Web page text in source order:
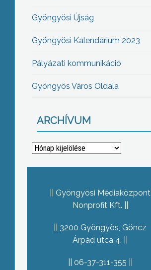
Gyöngyösi Újság
Gyöngyösi Kalendárium 2023
Pályázati kommunikáció
Gyöngyös Város Oldala
ARCHÍVUM
Archívum
Gyöngyösi Médiaközpont
Nonprofit Kft.
3200 Gyöngyös, Göncz
Árpád utca 4.
06-37-311-355